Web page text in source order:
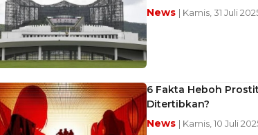
News | Kamis, 31 Juli
6 Fakta Heboh
Ditertibkan?
News | Kamis, 10 Juli